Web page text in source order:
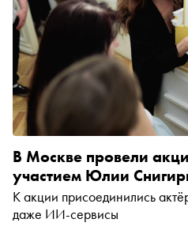
В Москве провели
участием Юлии
К акции присоединились
даже ИИ-сервисы